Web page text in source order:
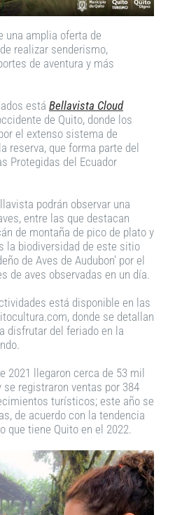
una amplia oferta de
realizar senderismo,
de aventura y más
está Bellavista Cloud
de Quito, donde los
el extenso sistema de
reserva, que forma parte del
Protegidas del Ecuador
podrán observar una
entre las que destacan
de montaña de pico de plato y
la biodiversidad de este sitio
de Aves de Audubon’ por el
de aves observadas en un día.
está disponible en las
donde se detallan
disfrutar del feriado en la
2021 llegaron cerca de 53 mil
registraron ventas por 384
turísticos; este año se
de acuerdo con la tendencia
que tiene Quito en el 2022.